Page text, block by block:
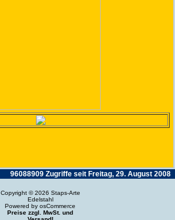
96088909 Zugriffe seit Freitag, 29. August 2008
Copyright © 2026 Staps-Arte
Edelstahl
Powered by osCommerce
Preise zzgl. MwSt. und